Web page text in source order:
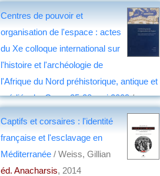
Centres de pouvoir et
organisation de l'espace : actes
du Xe colloque international sur
l'histoire et l'archéologie de
l'Afrique du Nord préhistorique, antique et
médiévale, Caen, 25-28 mai 2009/
éd. Presses universitaires de Caen, 2014
Captifs et corsaires : l'identité
française et l'esclavage en
Méditerranée / Weiss, Gillian
éd. Anacharsis, 2014